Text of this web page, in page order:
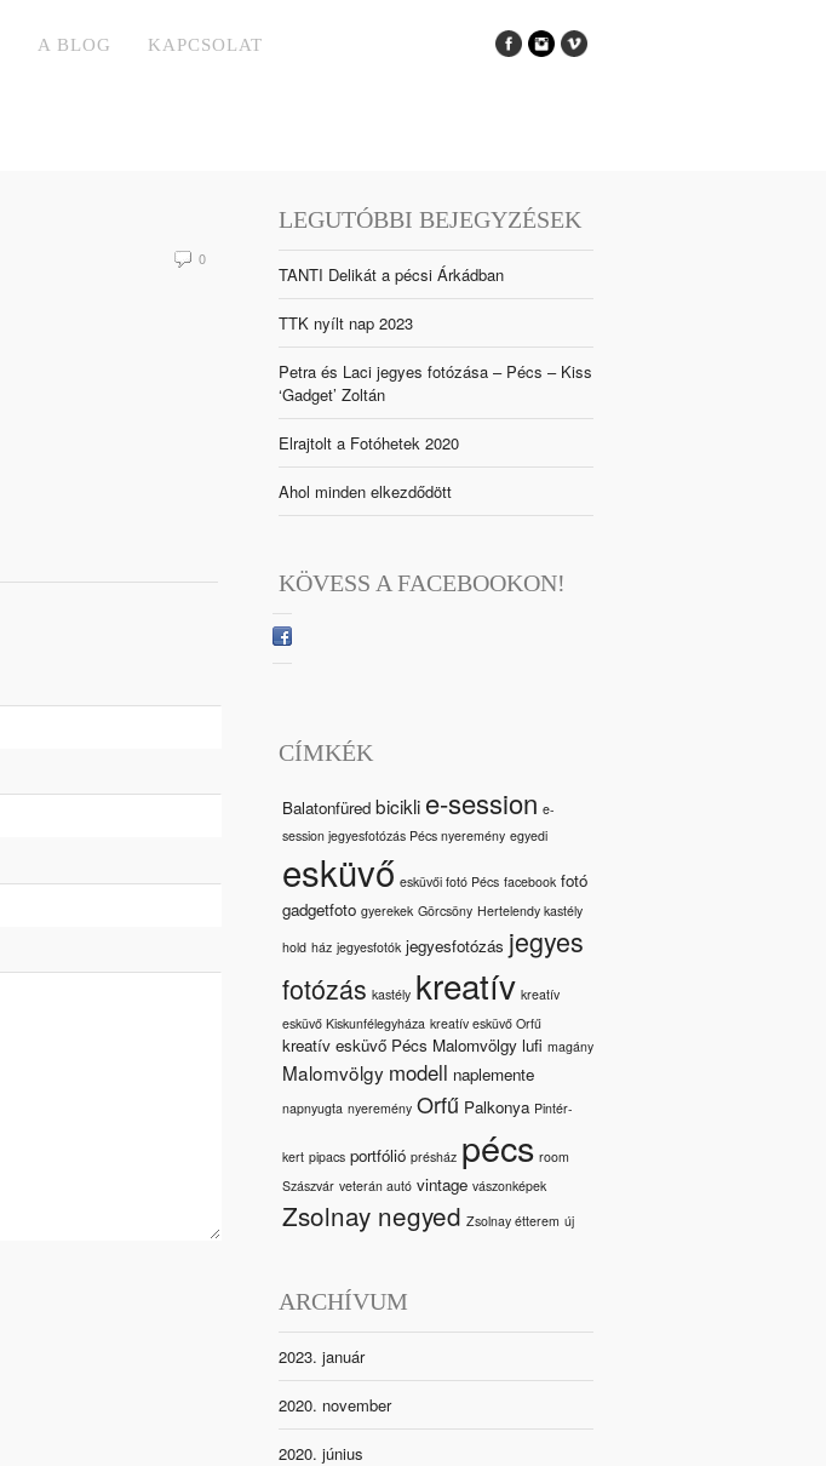
A BLOG KAPCSOLAT
0
LEGUTÓBBI BEJEGYZÉSEK
TANTI Delikát a pécsi Árkádban
TTK nyílt nap 2023
Petra és Laci jegyes fotózása – Pécs – Kiss
‘Gadget’ Zoltán
Elrajtolt a Fotóhetek 2020
Ahol minden elkezdődött
KÖVESS A FACEBOOKON!
CÍMKÉK
Balatonfüred bicikli e-session e-
session jegyesfotózás Pécs nyeremény egyedi
esküvő esküvői fotó Pécs facebook fotó
gadgetfoto gyerekek Görcsöny Hertelendy kastély
hold ház jegyesfotók jegyesfotózás jegyes
fotózás kastély kreatív kreatív
esküvő Kiskunfélegyháza kreatív esküvő Orfű
kreatív esküvő Pécs Malomvölgy lufi magány
Malomvölgy modell naplemente
napnyugta nyeremény Orfű Palkonya Pintér-
kert pipacs portfólió présház pécs room
Szászvár veterán autó vintage vászonképek
Zsolnay negyed Zsolnay étterem új
ARCHÍVUM
2023. január
2020. november
2020. június